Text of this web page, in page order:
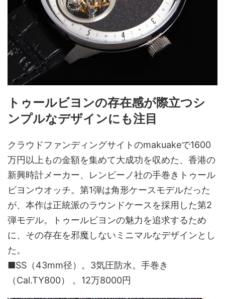
トゥールビヨンの存在感が際立つシ
ンプルなデザインにも注目
クラウドファンディングサイトのmakuakeで1600
万円以上もの金額を集めて大成功を収めた、香港の
新興時計メーカー、レンビーノ社の手巻きトゥール
ビヨンウオッチ。第1弾は角形ケースモデルだった
が、本作は正統派のラウンドケースを採用した第2
弾モデル。トゥールビヨンの魅力を追求するため
に、その存在を邪魔しないミニマルなデザインとし
た。
■SS（43mm径）。3気圧防水。手巻き
（Cal.TY800） 。12万8000円